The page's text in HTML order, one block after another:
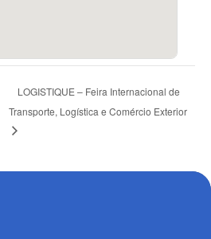
LOGISTIQUE – Feira Internacional de
Transporte, Logística e Comércio Exterior